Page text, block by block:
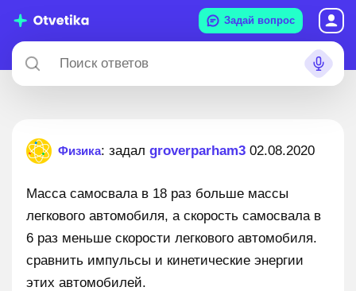
Задай вопрос
Физика: задал groverparham3 02.08.2020
Масса самосвала в 18 раз больше массы
легкового автомобиля, а скорость самосвала в
6 раз меньше скорости легкового автомобиля.
сравнить импульсы и кинетические энергии
этих автомобилей.